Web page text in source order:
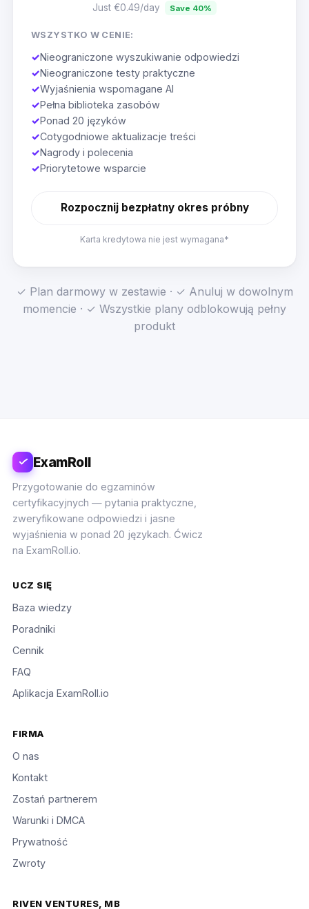
Just €0.49/day Save 40%
WSZYSTKO W CENIE:
✓Nieograniczone wyszukiwanie odpowiedzi
✓Nieograniczone testy praktyczne
✓Wyjaśnienia wspomagane AI
✓Pełna biblioteka zasobów
✓Ponad 20 języków
✓Cotygodniowe aktualizacje treści
✓Nagrody i polecenia
✓Priorytetowe wsparcie
Rozpocznij bezpłatny okres próbny
Karta kredytowa nie jest wymagana*
✓ Plan darmowy w zestawie · ✓ Anuluj w dowolnym
momencie · ✓ Wszystkie plany odblokowują pełny
produkt
ExamRoll
Przygotowanie do egzaminów
certyfikacyjnych — pytania praktyczne,
zweryfikowane odpowiedzi i jasne
wyjaśnienia w ponad 20 językach. Ćwicz
na ExamRoll.io.
UCZ SIĘ
Baza wiedzy
Poradniki
Cennik
FAQ
Aplikacja ExamRoll.io
FIRMA
O nas
Kontakt
Zostań partnerem
Warunki i DMCA
Prywatność
Zwroty
RIVEN VENTURES, MB